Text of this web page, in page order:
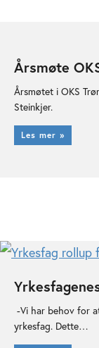
Årsmøte
Årsmøtet i OKS
Steinkjer.
Les mer »
-Vi har behov for
yrkesfag. Dette…